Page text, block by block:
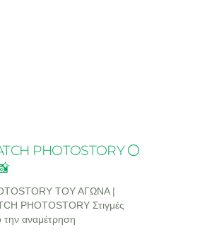
PHOTOSTORY ⚪
ΤΟΥ ΑΓΩΝΑ |
PHOTOSTORY Στιγμές
αναμέτρηση